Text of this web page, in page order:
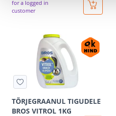
for a logged in
customer
TÕRJEGRAANUL TIGUDELE
BROS VITROL 1KG